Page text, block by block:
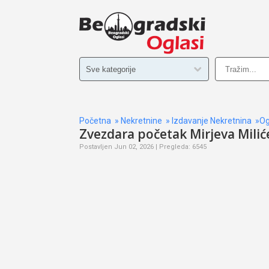
Početna » Nekretnine » Izdavanje Nekretnina
Zvezdara početak Mirjeva
Postavljen Jun 02, 2026 | Pregleda: 6545